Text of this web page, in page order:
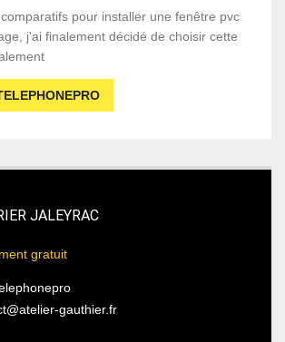
pour installer une fenêtre pvc
j'ai finalement décidé de choisir cette
JALEYRAC
gratuit
gauthier.fr